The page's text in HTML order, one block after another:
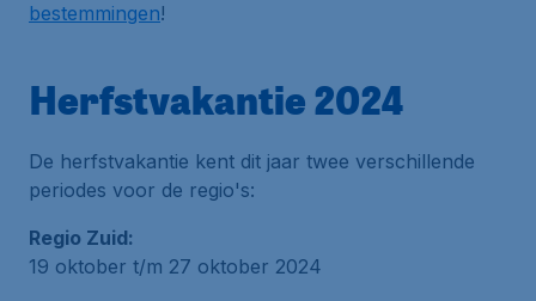
bestemmingen!
Herfstvakantie 2024
De herfstvakantie kent dit jaar twee verschillende
periodes voor de regio's:
Regio Zuid:
19 oktober t/m 27 oktober 2024